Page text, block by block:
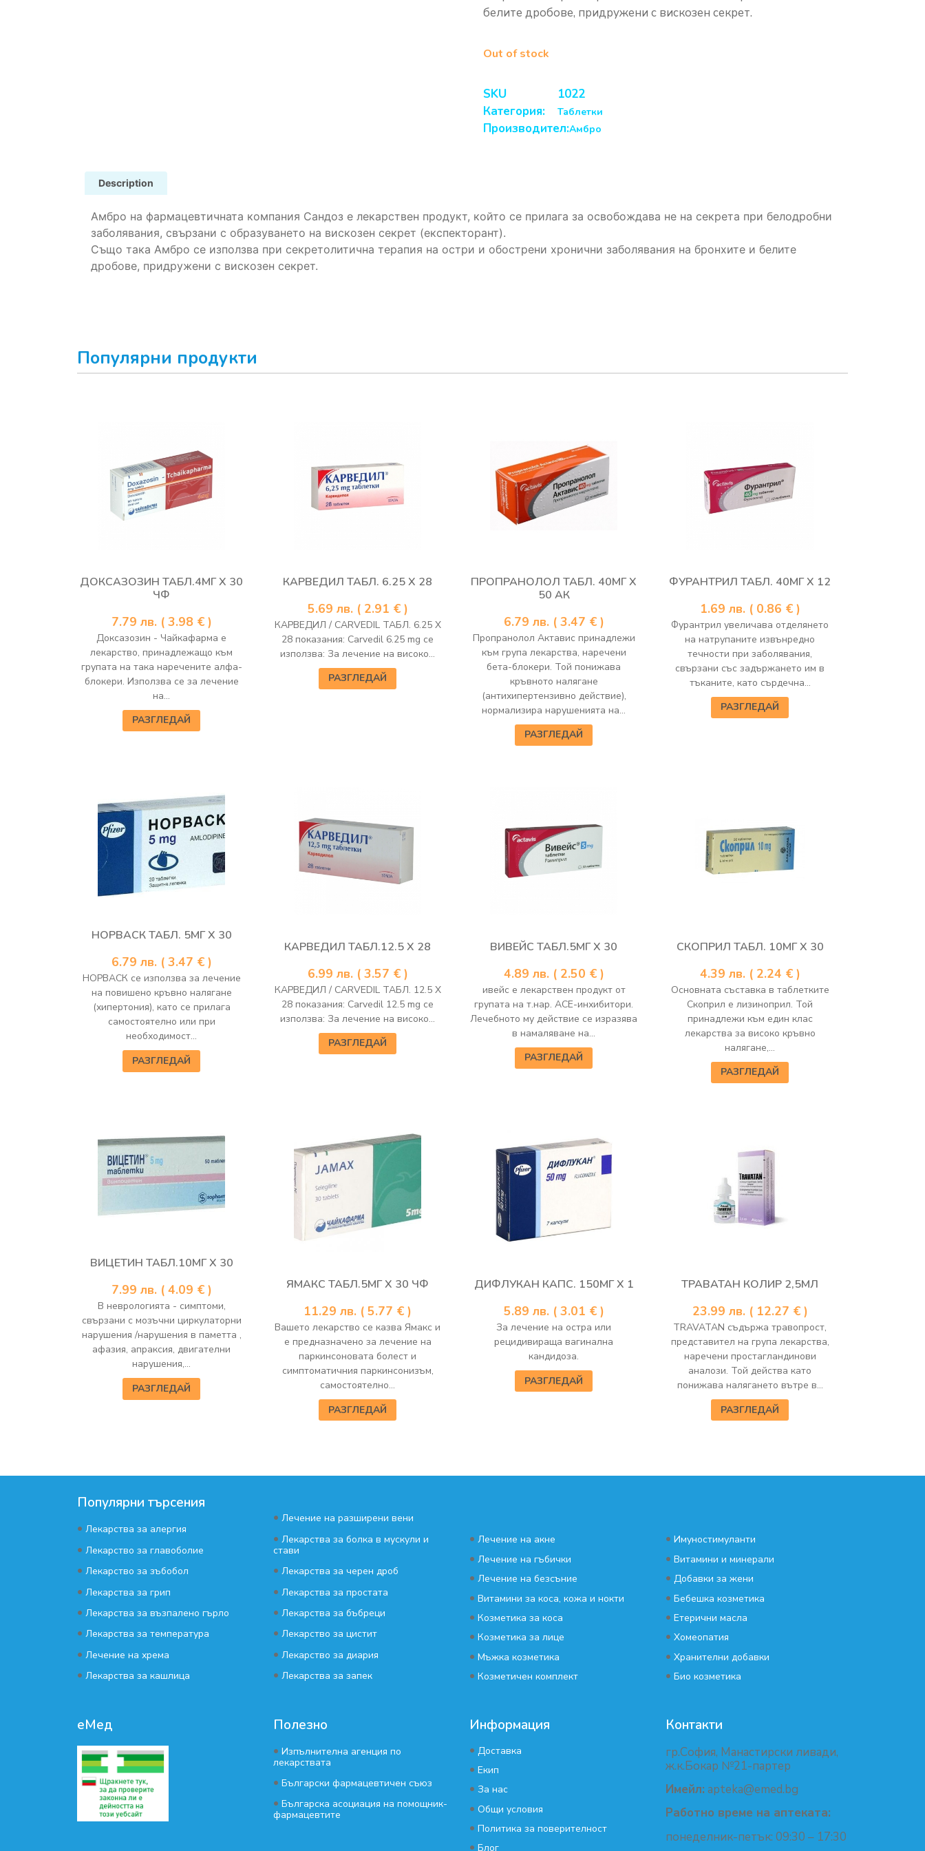
белите дробове, придружени с вискозен секрет.
Out of stock
SKU
1022
Категория:
Таблетки
Производител:Амбро
Description
Амбро на фармацевтичната компания Сандоз е лекарствен продукт, който се прилага за освобождава не на секрета при белодробни
заболявания, свързани с образуването на вискозен секрет (експекторант).
Също така Амбро се използва при секретолитична терапия на остри и обострени хронични заболявания на бронхите и белите
дробове, придружени с вискозен секрет.
Популярни продукти
ДОКСАЗОЗИН ТАБЛ.4МГ Х 30
ЧФ
7.79 лв. ( 3.98 € )
Доксазозин - Чайкафарма е
лекарство, принадлежащо към
групата на така наречените алфа-
блокери. Използва се за лечение
на...
РАЗГЛЕДАЙ
КАРВЕДИЛ ТАБЛ. 6.25 Х 28
5.69 лв. ( 2.91 € )
КАРВЕДИЛ / CARVEDIL ТАБЛ. 6.25 Х
28 показания: Carvedil 6.25 mg се
използва: За лечение на високо...
РАЗГЛЕДАЙ
ПРОПРАНОЛОЛ ТАБЛ. 40МГ Х
50 АК
6.79 лв. ( 3.47 € )
Пропранолол Актавис принадлежи
към група лекарства, наречени
бета-блокери. Той понижава
кръвното налягане
(антихипертензивно действие),
нормализира нарушенията на...
РАЗГЛЕДАЙ
ФУРАНТРИЛ ТАБЛ. 40МГ Х 12
1.69 лв. ( 0.86 € )
Фурантрил увеличава отделянето
на натрупаните извънредно
течности при заболявания,
свързани със задържането им в
тъканите, като сърдечна...
РАЗГЛЕДАЙ
НОРВАСК ТАБЛ. 5МГ Х 30
6.79 лв. ( 3.47 € )
НОРВАСК се използва за лечение
на повишено кръвно налягане
(хипертония), като се прилага
самостоятелно или при
необходимост...
РАЗГЛЕДАЙ
КАРВЕДИЛ ТАБЛ.12.5 Х 28
6.99 лв. ( 3.57 € )
КАРВЕДИЛ / CARVEDIL ТАБЛ. 12.5 Х
28 показания: Carvedil 12.5 mg се
използва: За лечение на високо...
РАЗГЛЕДАЙ
ВИВЕЙС ТАБЛ.5МГ Х 30
4.89 лв. ( 2.50 € )
ивейс е лекарствен продукт от
групата на т.нар. АСЕ-инхибитори.
Лечебното му действие се изразява
в намаляване на...
РАЗГЛЕДАЙ
СКОПРИЛ ТАБЛ. 10МГ Х 30
4.39 лв. ( 2.24 € )
Основната съставка в таблетките
Скоприл е лизиноприл. Той
принадлежи към един клас
лекарства за високо кръвно
налягане,...
РАЗГЛЕДАЙ
ВИЦЕТИН ТАБЛ.10МГ Х 30
7.99 лв. ( 4.09 € )
В неврологията - симптоми,
свързани с мозъчни циркулаторни
нарушения /нарушения в паметта ,
афазия, апраксия, двигателни
нарушения,...
РАЗГЛЕДАЙ
ЯМАКС ТАБЛ.5МГ Х 30 ЧФ
11.29 лв. ( 5.77 € )
Вашето лекарство се казва Ямакс и
е предназначено за лечение на
паркинсоновата болест и
симптоматичния паркинсонизъм,
самостоятелно...
РАЗГЛЕДАЙ
ДИФЛУКАН КАПС. 150МГ Х 1
5.89 лв. ( 3.01 € )
За лечение на остра или
рецидивираща вагинална
кандидоза.
РАЗГЛЕДАЙ
ТРАВАТАН КОЛИР 2,5МЛ
23.99 лв. ( 12.27 € )
TRAVATAN съдържа травопрост,
представител на група лекарства,
наречени простагландинови
аналози. Той действа като
понижава налягането вътре в...
РАЗГЛЕДАЙ
Популярни търсения
• Лекарства за алергия
• Лекарство за главоболие
• Лекарство за зъбобол
• Лекарства за грип
• Лекарства за възпалено гърло
• Лекарства за температура
• Лечение на хрема
• Лекарства за кашлица
• Лечение на разширени вени
• Лекарства за болка в мускули и
стави
• Лекарства за черен дроб
• Лекарства за простата
• Лекарства за бъбреци
• Лекарство за цистит
• Лекарство за диария
• Лекарства за запек
• Лечение на акне
• Лечение на гъбички
• Лечение на безсъние
• Витамини за коса, кожа и нокти
• Козметика за коса
• Козметика за лице
• Мъжка козметика
• Козметичен комплект
• Имуностимуланти
• Витамини и минерали
• Добавки за жени
• Бебешка козметика
• Етерични масла
• Хомеопатия
• Хранителни добавки
• Био козметика
еМед Полезно
• Изпълнителна агенция по
лекарствата
• Български фармацевтичен съюз
• Българска асоциация на помощник-
фармацевтите
Информация
• Доставка
• Екип
• За нас
• Общи условия
• Политика за поверителност
• Блог
Контакти
гр.София, Манастирски ливади,
ж.к.Бокар №21-партер
Имейл: apteka@emed.bg
Работно време на аптеката:
понеделник-петък: 09:30 – 17:30